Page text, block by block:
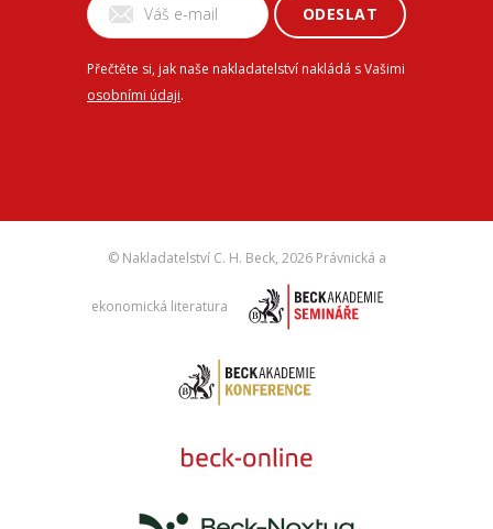
ODESLAT
Přečtěte si, jak naše nakladatelství nakládá s Vašimi
osobními údaji.
© Nakladatelství C. H. Beck, 2026 Právnická a
ekonomická literatura